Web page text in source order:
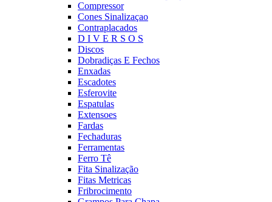
Compressor
Cones Sinalizaçao
Contraplacados
D I V E R S O S
Discos
Dobradiças E Fechos
Enxadas
Escadotes
Esferovite
Espatulas
Extensoes
Fardas
Fechaduras
Ferramentas
Ferro Tê
Fita Sinalização
Fitas Metricas
Fribrocimento